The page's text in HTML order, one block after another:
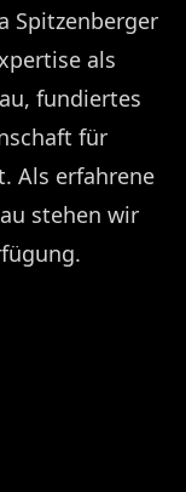
Spitzenberger
als
fundiertes
für
Als erfahrene
stehen wir